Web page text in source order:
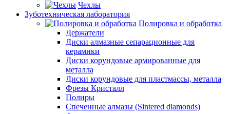
Чехлы
Зуботехническая лаборатория
Полировка и обработка
Держатели
Диски алмазные сепарационные для
керамики
Диски корундовые армированные для
металла
Диски корундовые для пластмассы, металла
Фрезы Кристалл
Полиры
Спеченные алмазы (Sintered diamonds)